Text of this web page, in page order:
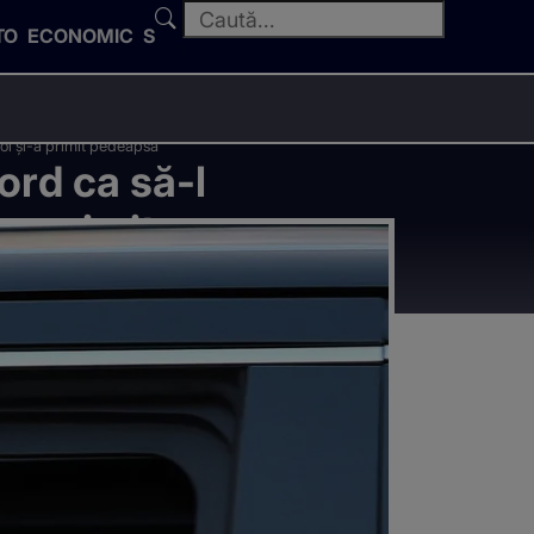
ECONOMIC SPORT
și-a primit pedeapsa
ca să-l
primit